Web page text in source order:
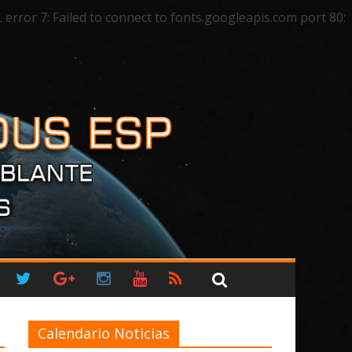
7: Failed to connect to fonts.googleapis.com port 80:
Calendario Noticias